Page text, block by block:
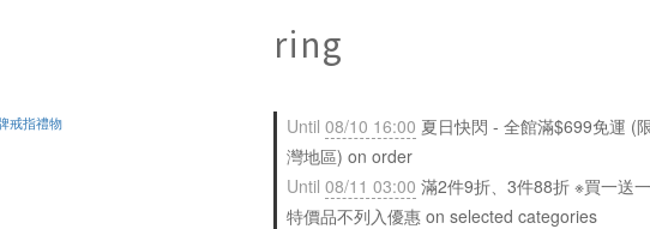
ring
Until 08/10 16:00 夏日快閃 - 全館滿$699免運 (
灣地區) on order
Until 08/11 03:00 滿2件9折、3件88折 ※買一送一
特價品不列入優惠 on selected categories